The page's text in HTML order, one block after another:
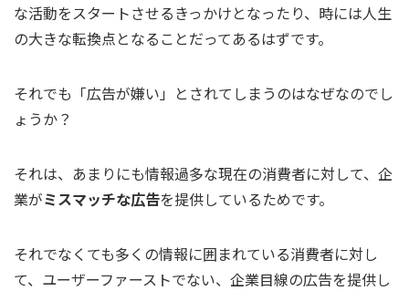
な活動をスタートさせるきっかけとなったり、時には人生
の大きな転換点となることだってあるはずです。
それでも「広告が嫌い」とされてしまうのはなぜなのでし
ょうか？
それは、あまりにも情報過多な現在の消費者に対して、企
業がミスマッチな広告を提供しているためです。
それでなくても多くの情報に囲まれている消費者に対し
て、ユーザーファーストでない、企業目線の広告を提供し